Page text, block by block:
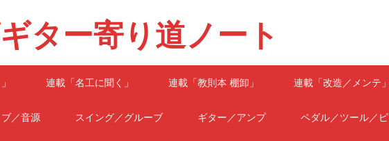
ター寄り道ノート
連載「名工に聞く」 連載「教則本 棚卸」 連載「改造／メンテ」
／音源 スイング／グルーブ ギター／アンプ ペダル／ツール／